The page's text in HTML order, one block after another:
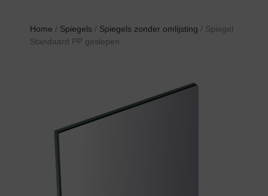
Home / Spiegels / Spiegels zonder omlijsting / Spiegel
Standaard PP geslepen